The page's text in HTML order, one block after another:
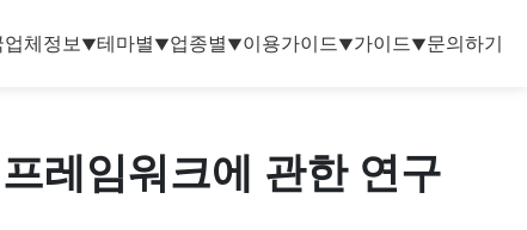
업체정보▼테마별▼업종별▼이용가이드▼가이드▼문의하기
레임워크에 관한 연구